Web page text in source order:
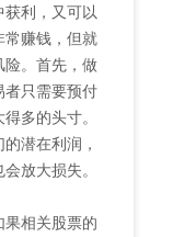
利，又可以
赚钱，但就
。首先，做
者只需要预付
多的头寸。
潜在利润，
放大损失。
相关股票的